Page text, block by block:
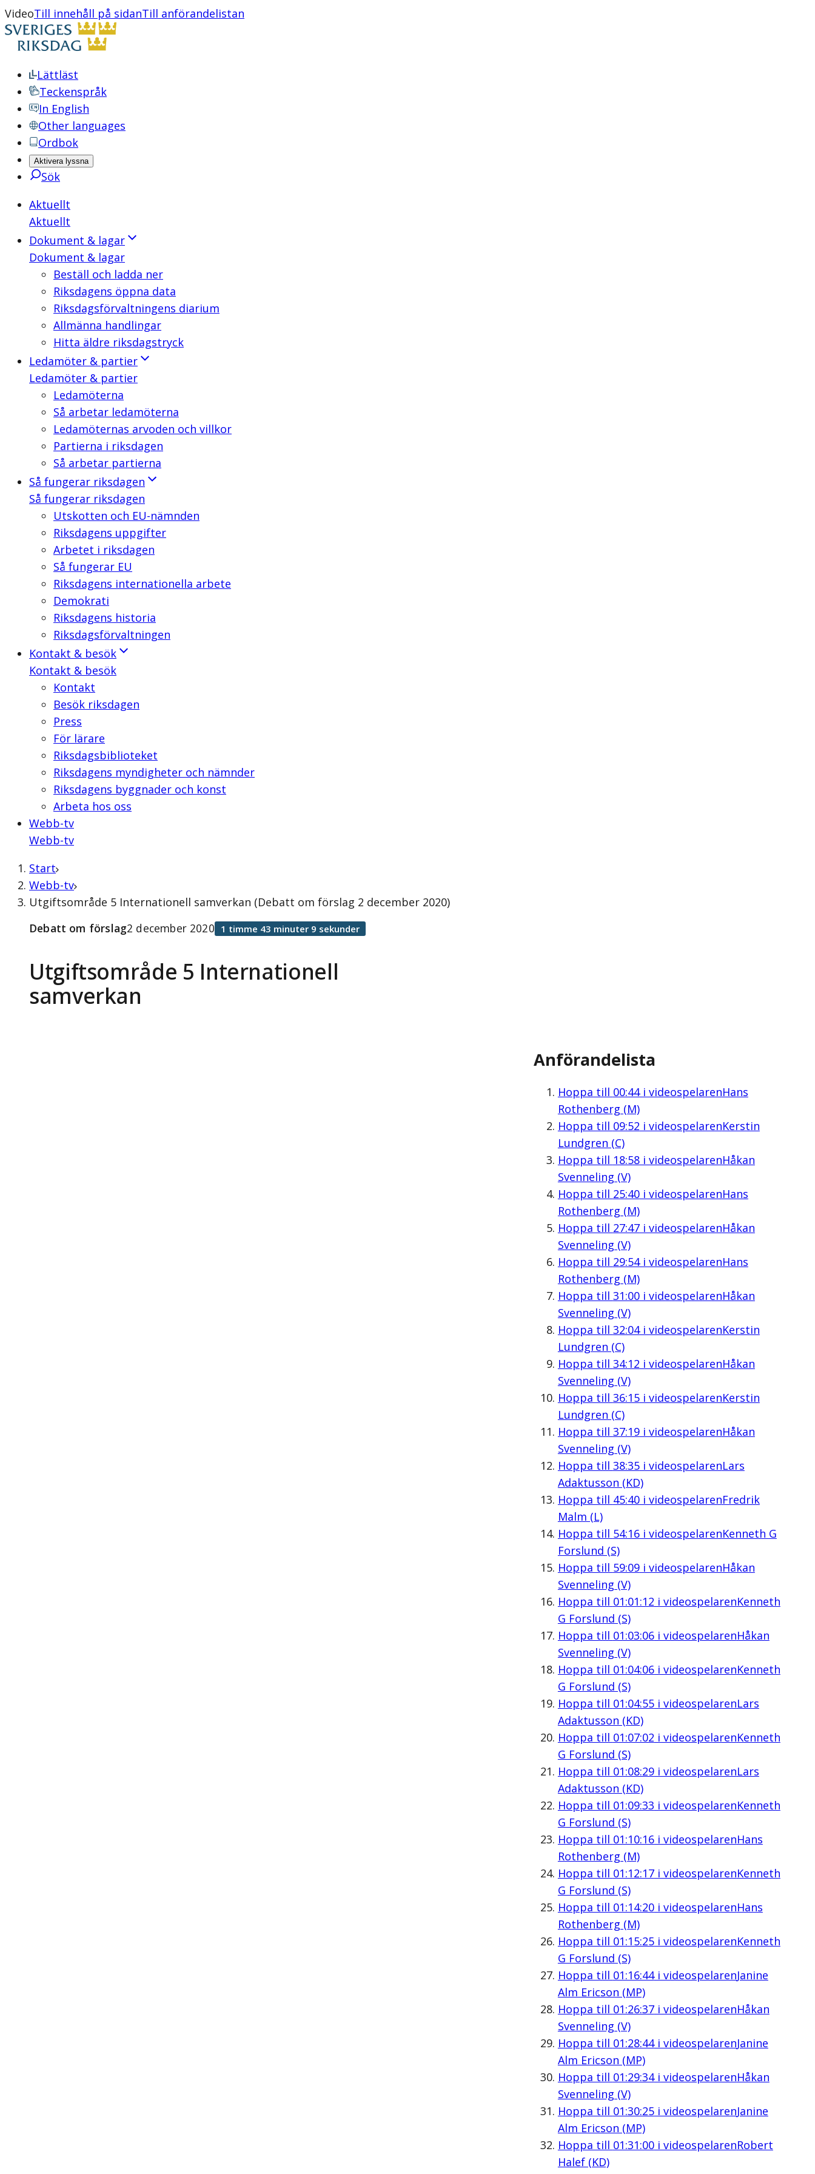
VideoTill innehåll på sidanTill anförandelistan
Lättläst
Teckenspråk
In English
Other languages
Ordbok
Aktivera lyssna
Sök
Aktuellt
Aktuellt
Dokument & lagar
Dokument & lagar
Beställ och ladda ner
Riksdagens öppna data
Riksdagsförvaltningens diarium
Allmänna handlingar
Hitta äldre riksdagstryck
Ledamöter & partier
Ledamöter & partier
Ledamöterna
Så arbetar ledamöterna
Ledamöternas arvoden och villkor
Partierna i riksdagen
Så arbetar partierna
Så fungerar riksdagen
Så fungerar riksdagen
Utskotten och EU-nämnden
Riksdagens uppgifter
Arbetet i riksdagen
Så fungerar EU
Riksdagens internationella arbete
Demokrati
Riksdagens historia
Riksdagsförvaltningen
Kontakt & besök
Kontakt & besök
Kontakt
Besök riksdagen
Press
För lärare
Riksdagsbiblioteket
Riksdagens myndigheter och nämnder
Riksdagens byggnader och konst
Arbeta hos oss
Webb-tv
Webb-tv
Start
Webb-tv
Utgiftsområde 5 Internationell samverkan (Debatt om förslag 2 december 2020)
Utgiftsområde 5 Internationell
samverkan
Debatt om förslag2 december 2020 1 timme 43 minuter 9 sekunder
Anförandelista
Hoppa till 00:44i videospelarenHans
Rothenberg (M)
Hoppa till 09:52 i videospelarenKerstin
Lundgren (C)
Hoppa till 18:58i videospelarenHåkan
Svenneling (V)
Hoppa till 25:40i videospelarenHans
Rothenberg (M)
Hoppa till 27:47i videospelarenHåkan
Svenneling (V)
Hoppa till 29:54i videospelarenHans
Rothenberg (M)
Hoppa till 31:00i videospelarenHåkan
Svenneling (V)
Hoppa till 32:04i videospelarenKerstin
Lundgren (C)
Hoppa till 34:12 i videospelarenHåkan
Svenneling (V)
Hoppa till 36:15i videospelarenKerstin
Lundgren (C)
Hoppa till 37:19i videospelarenHåkan
Svenneling (V)
Hoppa till 38:35i videospelarenLars
Adaktusson (KD)
Hoppa till 45:40i videospelarenFredrik
Malm (L)
Hoppa till 54:16i videospelarenKenneth G
Forslund (S)
Hoppa till 59:09i videospelarenHåkan
Svenneling (V)
Hoppa till 01:01:12 i videospelarenKenneth
G Forslund (S)
Hoppa till 01:03:06i videospelarenHåkan
Svenneling (V)
Hoppa till 01:04:06i videospelarenKenneth
G Forslund (S)
Hoppa till 01:04:55i videospelarenLars
Adaktusson (KD)
Hoppa till 01:07:02 i videospelarenKenneth
G Forslund (S)
Hoppa till 01:08:29i videospelarenLars
Adaktusson (KD)
Hoppa till 01:09:33 i videospelarenKenneth
G Forslund (S)
Hoppa till 01:10:16i videospelarenHans
Rothenberg (M)
Hoppa till 01:12:17i videospelarenKenneth
G Forslund (S)
Hoppa till 01:14:20i videospelarenHans
Rothenberg (M)
Hoppa till 01:15:25i videospelarenKenneth
G Forslund (S)
Hoppa till 01:16:44i videospelarenJanine
Alm Ericson (MP)
Hoppa till 01:26:37i videospelarenHåkan
Svenneling (V)
Hoppa till 01:28:44i videospelarenJanine
Alm Ericson (MP)
Hoppa till 01:29:34i videospelarenHåkan
Svenneling (V)
Hoppa till 01:30:25i videospelarenJanine
Alm Ericson (MP)
Hoppa till 01:31:00i videospelarenRobert
Halef (KD)